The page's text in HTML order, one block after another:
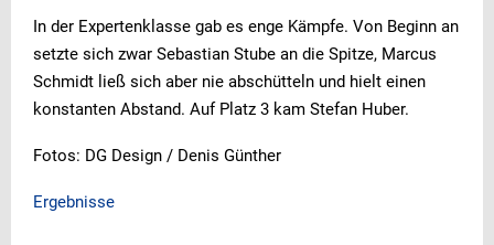
In der Expertenklasse gab es enge Kämpfe. Von Beginn an
setzte sich zwar Sebastian Stube an die Spitze, Marcus
Schmidt ließ sich aber nie abschütteln und hielt einen
konstanten Abstand. Auf Platz 3 kam Stefan Huber.
Fotos: DG Design / Denis Günther
Ergebnisse